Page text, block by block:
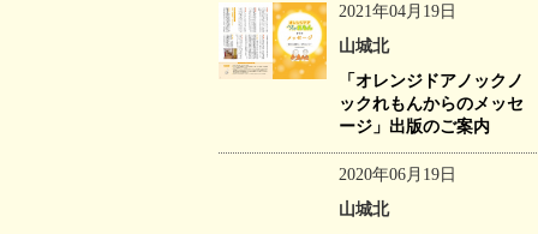
2021年04月19日
山城北
「オレンジドアノックノ
ックれもんからのメッセ
ージ」出版のご案内
2020年06月19日
山城北